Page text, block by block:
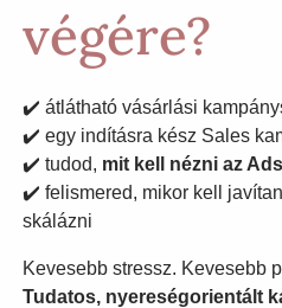
végére?
✔️ átlátható vásárlási
✔️ egy indításra kész Sales
✔️ tudod, mit kell nézni az
✔️ felismered, mikor kell
skálázni
Kevesebb stressz. Kevesebb
Tudatos, nyereségorientált